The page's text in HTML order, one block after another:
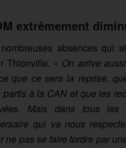
extrêmement
absences qui
Thionville. « On arrive
que ce sera la reprise,
partis à la CAN et que les
Mais dans tous
qui va nous
ne pas se faire tordre par